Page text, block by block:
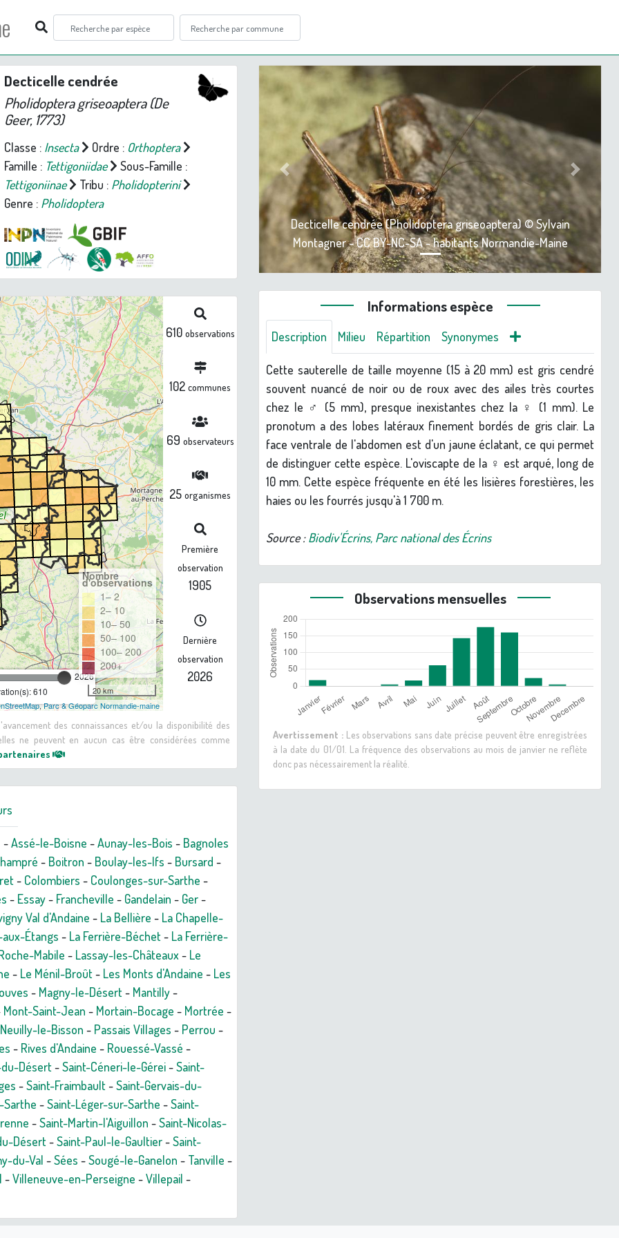
Decticelle cendrée
Pholidoptera griseoaptera(De
Geer, 1773)
Classe : Insecta Ordre : Orthoptera
Famille : Tettigoniidae
Sous-Famille :
Tettigoniinae
Tribu : Pholidopterini
Genre : Pholidoptera
2026
610
Nombre
d'observations
1– 2
2– 10
10– 50
50– 100
100– 200
200+
20 km
,Parc & Géoparc Normandie-maine
610 observations
102 communes
69 observateurs
25organismes
Première
observation
1905
Dernière
observation
2026
des connaissances et/ou la disponibilité des
ne peuvent en aucun cas être considérées comme
-Assé-le-Boisne -Aunay-les-Bois - Bagnoles
- Boitron - Boulay-les-Ifs - Bursard -
- Colombiers - Coulonges-sur-Sarthe -
- Essay- Francheville - Gandelain - Ger-
Val d'Andaine - La Bellière - La Chapelle-
Étangs - La Ferrière-Béchet- La Ferrière-
Mabile - Lassay-les-Châteaux - Le
- Le Ménil-Broût- Les Monts d'Andaine - Les
- Magny-le-Désert- Mantilly-
Mont-Saint-Jean - Mortain-Bocage - Mortrée -
Neuilly-le-Bisson - Passais Villages - Perrou -
- Rives d'Andaine - Rouessé-Vassé -
Désert-Saint-Céneri-le-Gérei-Saint-
-Saint-Fraimbault-Saint-Gervais-du-
-Saint-Léger-sur-Sarthe -Saint-
-Saint-Martin-l'Aiguillon -Saint-Nicolas-
Désert-Saint-Paul-le-Gaultier-Saint-
du-Val -Sées -Sougé-le-Ganelon - Tanville -
-Villeneuve-en-Perseigne -Villepail -
Decticelle cendrée (Pholidoptera griseoaptera) © Sylvain
Montagner - CC BY-NC-SA - habitants Normandie-Maine
Previous Next
Informations espèce
Description Milieu Répartition Synonymes
Cette sauterelle de taille moyenne (15 à 20 mm) est gris cendré
souvent nuancé de noir ou de roux avec des ailes très courtes
chez le ♂ (5 mm), presque inexistantes chez la ♀ (1 mm). Le
pronotum a des lobes latéraux finement bordés de gris clair. La
face ventrale de l'abdomen est d'un jaune éclatant, ce qui permet
de distinguer cette espèce. L'oviscapte de la ♀ est arqué, long de
10 mm. Cette espèce fréquente en été les lisières forestières, les
haies ou les fourrés jusqu'à 1 700 m.
Source :Biodiv'Écrins, Parc national des Écrins
Observations mensuelles
Avertissement :Les observations sans date précise peuvent être enregistrées
à la date du 01/01. La fréquence des observations au mois de janvier ne reflète
donc pas nécessairement la réalité.